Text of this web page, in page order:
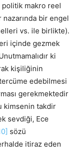
makro reel
bir engel
vs. ile birlikte).
içinde gezmek
ki
kişiliğinin
edebilmesi
gerekmektedir
kimsenin takdir
sevdiği, Ece
sözü
itiraz eden